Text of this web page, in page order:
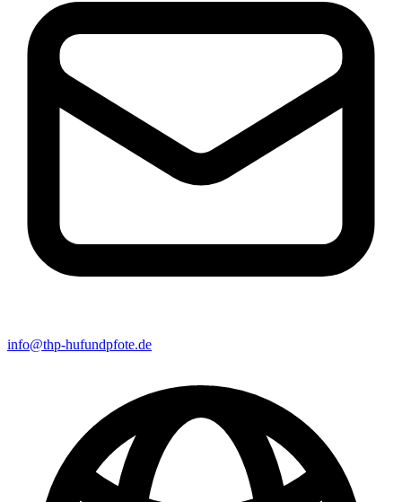
info@thp-hufundpfote.de